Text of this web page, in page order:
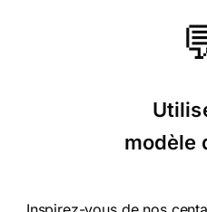
⭐⭐⭐⭐
grand choix de
modèle